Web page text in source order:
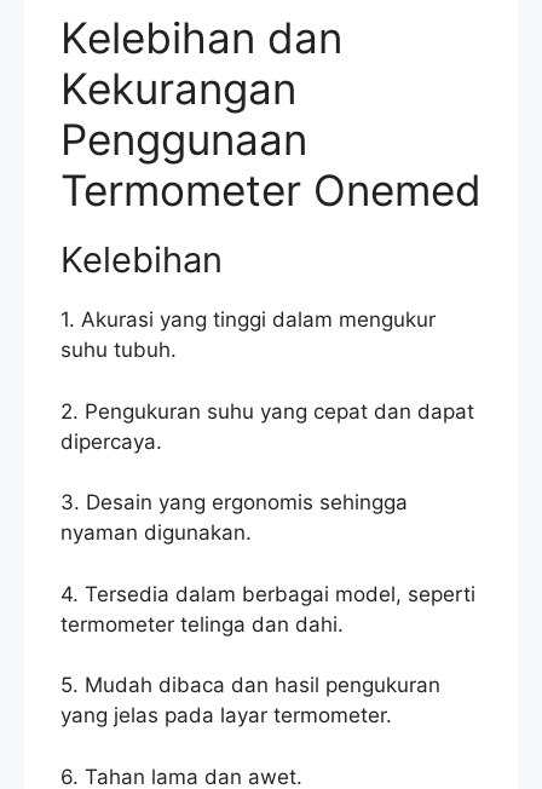
Kelebihan dan
Kekurangan
Penggunaan
Termometer Onemed
Kelebihan
1. Akurasi yang tinggi dalam mengukur
suhu tubuh.
2. Pengukuran suhu yang cepat dan dapat
dipercaya.
3. Desain yang ergonomis sehingga
nyaman digunakan.
4. Tersedia dalam berbagai model, seperti
termometer telinga dan dahi.
5. Mudah dibaca dan hasil pengukuran
yang jelas pada layar termometer.
6. Tahan lama dan awet.